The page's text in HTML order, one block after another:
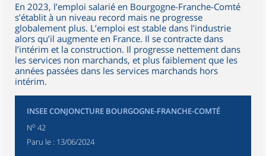
En 2023, l’emploi salarié en Bourgogne-Franche-Comté
s’établit à un niveau record mais ne progresse
globalement plus. L’emploi est stable dans l’industrie
alors qu’il augmente en France. Il se contracte dans
l’intérim et la construction. Il progresse nettement dans
les services non marchands, et plus faiblement que les
années passées dans les services marchands hors
intérim.
INSEE CONJONCTURE BOURGOGNE-FRANCHE-COMTÉ
No 42
Paru le : 13/06/2024